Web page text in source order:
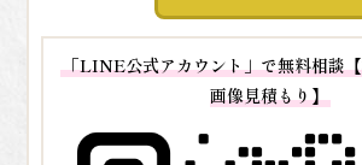
「LINE公式アカウント」で無料相談
画像見積もり】